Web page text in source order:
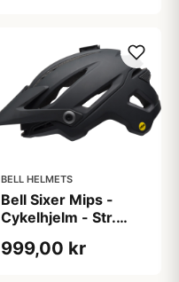
BELL HELMETS
Bell Sixer Mips -
Cykelhjelm - Str.
999,00 kr